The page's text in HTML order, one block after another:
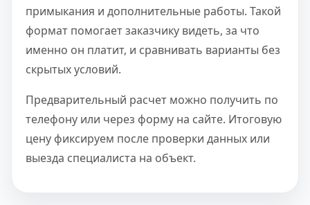
примыкания и дополнительные работы. Такой
формат помогает заказчику видеть, за что
именно он платит, и сравнивать варианты без
скрытых условий.
Предварительный расчет можно получить по
телефону или через форму на сайте. Итоговую
цену фиксируем после проверки данных или
выезда специалиста на объект.